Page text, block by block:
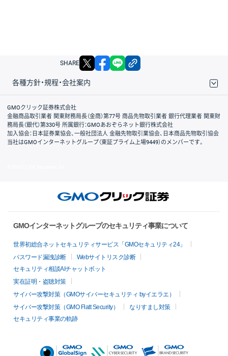
SHARE X facebook
各種方針・規程・会社案内
取引規程・約款
サイトマップ
その他のご案内
個人情報保護方針
最良執行方針
サイトのご利用について
ディスクレイマー
信託保全
リスク説明
会社案内
GMOクリック証券株式会社
金融商品取引業者 関東財務局長（金商）第77号 商品先物取引業者 銀行代理業者 関東財
務局長（銀代）第330号 所属銀行：GMOあおぞらネット銀行株式会社
加入協会：日本証券業協会、一般社団法人 金融先物取引業協会、日本商品先物取引協会
当社はGMOインターネットグループ（東証プライム上場9449）のメンバーです。
GMOインターネットグループのセキュリティ事業について
世界初総合ネットセキュリティサービス「GMOセキュリティ24」
パスワード漏洩診断
Webサイトリスク診断
セキュリティ相談AIチャットボット
実在証明・盗聴対策
サイバー攻撃対策（GMOサイバーセキュリティ byイエラエ）
サイバー攻撃対策（GMO Flatt Security）
なりすまし対策
セキュリティ事業の軌跡